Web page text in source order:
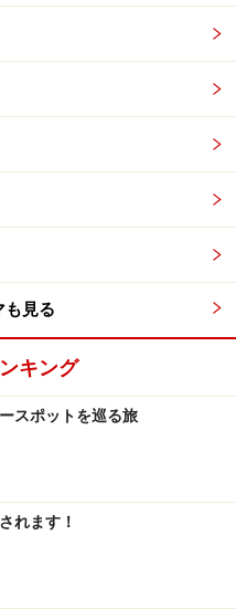
の菩提寺で、日本三名塔
あります（他の二塔は、
醐寺の五重塔）。夜間は
は違う荘厳な姿も見られ
も見る
キング
スポットを巡る旅
れます！